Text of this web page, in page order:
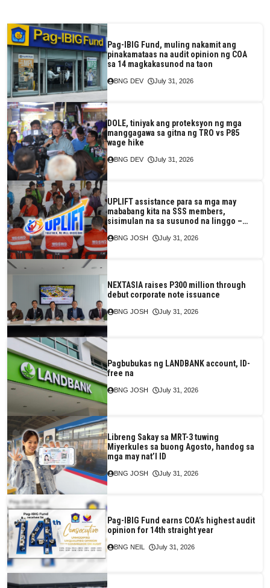
Pag-IBIG Fund, muling nakamit ang
pinakamataas na audit opinion ng COA
sa 14 magkakasunod na taon
BNG DEV July 31, 2026
DOLE, tiniyak ang proteksyon ng mga
manggagawa sa gitna ng TRO vs P85
wage hike
BNG DEV July 31, 2026
UPLIFT assistance para sa mga may
mababang kita na SSS members,
sisimulan na sa susunod na linggo –
DSWD
BNG JOSH July 31, 2026
NEXTASIA raises P300 million through
debut corporate note issuance
BNG JOSH July 31, 2026
Pagbubukas ng LANDBANK account, ID-
free na
BNG JOSH July 31, 2026
Libreng Sakay sa MRT-3 tuwing
Miyerkules sa buong Agosto, handog sa
mga may nat’l ID
BNG JOSH July 31, 2026
Pag-IBIG Fund earns COA’s highest audit
opinion for 14th straight year
BNG NEIL July 31, 2026